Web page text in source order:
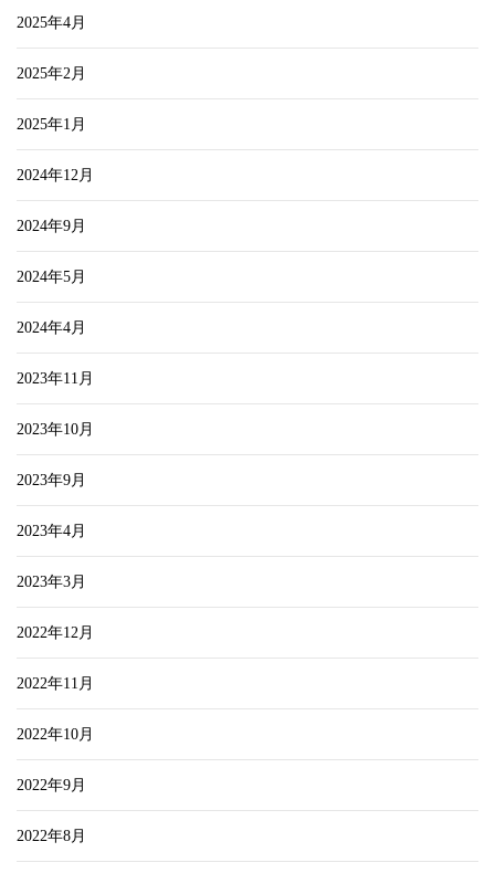
2025年4月
2025年2月
2025年1月
2024年12月
2024年9月
2024年5月
2024年4月
2023年11月
2023年10月
2023年9月
2023年4月
2023年3月
2022年12月
2022年11月
2022年10月
2022年9月
2022年8月